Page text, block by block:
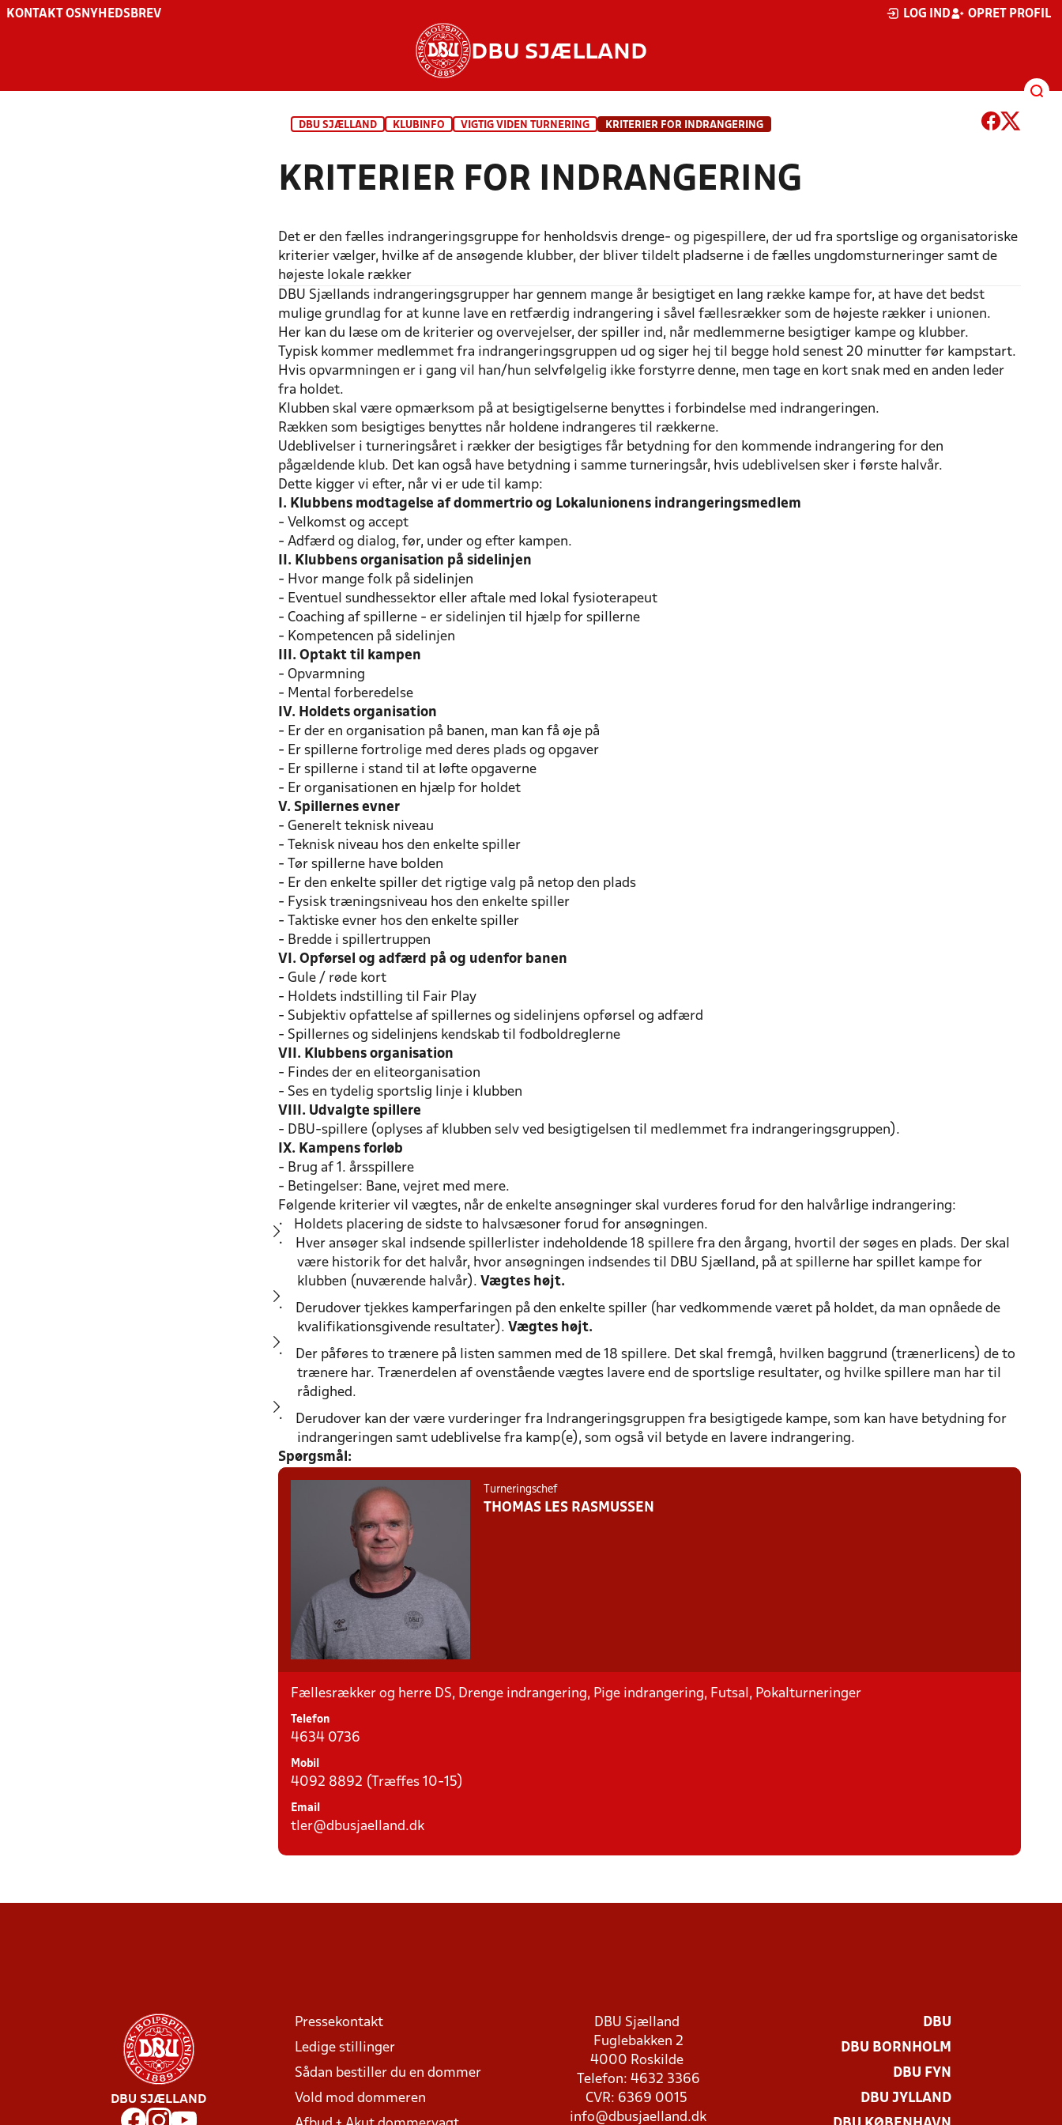
KONTAKT OS NYHEDSBREV LOG IND OPRET PROFIL
DBU SJÆLLAND
DBU SJÆLLAND KLUBINFO VIGTIG VIDEN TURNERING KRITERIER FOR INDRANGERING
KRITERIER FOR INDRANGERING
Det er den fælles indrangeringsgruppe for henholdsvis drenge- og pigespillere, der ud fra sportslige og organisatoriske
kriterier vælger, hvilke af de ansøgende klubber, der bliver tildelt pladserne i de fælles ungdomsturneringer samt de
højeste lokale rækker
DBU Sjællands indrangeringsgrupper har gennem mange år besigtiget en lang række kampe for, at have det bedst
mulige grundlag for at kunne lave en retfærdig indrangering i såvel fællesrækker som de højeste rækker i unionen.
Her kan du læse om de kriterier og overvejelser, der spiller ind, når medlemmerne besigtiger kampe og klubber.
Typisk kommer medlemmet fra indrangeringsgruppen ud og siger hej til begge hold senest 20 minutter før kampstart.
Hvis opvarmningen er i gang vil han/hun selvfølgelig ikke forstyrre denne, men tage en kort snak med en anden leder
fra holdet.
Klubben skal være opmærksom på at besigtigelserne benyttes i forbindelse med indrangeringen.
Rækken som besigtiges benyttes når holdene indrangeres til rækkerne.
Udeblivelser i turneringsåret i rækker der besigtiges får betydning for den kommende indrangering for den
pågældende klub. Det kan også have betydning i samme turneringsår, hvis udeblivelsen sker i første halvår.
Dette kigger vi efter, når vi er ude til kamp:
I. Klubbens modtagelse af dommertrio og Lokalunionens indrangeringsmedlem
- Velkomst og accept
- Adfærd og dialog, før, under og efter kampen.
II. Klubbens organisation på sidelinjen
- Hvor mange folk på sidelinjen
- Eventuel sundhessektor eller aftale med lokal fysioterapeut
- Coaching af spillerne - er sidelinjen til hjælp for spillerne
- Kompetencen på sidelinjen
III. Optakt til kampen
- Opvarmning
- Mental forberedelse
IV. Holdets organisation
- Er der en organisation på banen, man kan få øje på
- Er spillerne fortrolige med deres plads og opgaver
- Er spillerne i stand til at løfte opgaverne
- Er organisationen en hjælp for holdet
V. Spillernes evner
- Generelt teknisk niveau
- Teknisk niveau hos den enkelte spiller
- Tør spillerne have bolden
- Er den enkelte spiller det rigtige valg på netop den plads
- Fysisk træningsniveau hos den enkelte spiller
- Taktiske evner hos den enkelte spiller
- Bredde i spillertruppen
VI. Opførsel og adfærd på og udenfor banen
- Gule / røde kort
- Holdets indstilling til Fair Play
- Subjektiv opfattelse af spillernes og sidelinjens opførsel og adfærd
- Spillernes og sidelinjens kendskab til fodboldreglerne
VII. Klubbens organisation
- Findes der en eliteorganisation
- Ses en tydelig sportslig linje i klubben
VIII. Udvalgte spillere
- DBU-spillere (oplyses af klubben selv ved besigtigelsen til medlemmet fra indrangeringsgruppen).
IX. Kampens forløb
- Brug af 1. årsspillere
- Betingelser: Bane, vejret med mere.
Følgende kriterier vil vægtes, når de enkelte ansøgninger skal vurderes forud for den halvårlige indrangering:
•
Holdets placering de sidste to halvsæsoner forud for ansøgningen.
•
Hver ansøger skal indsende spillerlister indeholdende 18 spillere fra den årgang, hvortil der søges en plads. Der skal
være historik for det halvår, hvor ansøgningen indsendes til DBU Sjælland, på at spillerne har spillet kampe for
klubben (nuværende halvår). Vægtes højt.
•
Derudover tjekkes kamperfaringen på den enkelte spiller (har vedkommende været på holdet, da man opnåede de
kvalifikationsgivende resultater). Vægtes højt.
•
Der påføres to trænere på listen sammen med de 18 spillere. Det skal fremgå, hvilken baggrund (trænerlicens) de to
trænere har. Trænerdelen af ovenstående vægtes lavere end de sportslige resultater, og hvilke spillere man har til
rådighed.
•
Derudover kan der være vurderinger fra Indrangeringsgruppen fra besigtigede kampe, som kan have betydning for
indrangeringen samt udeblivelse fra kamp(e), som også vil betyde en lavere indrangering.
Spørgsmål:
Turneringschef
THOMAS LES RASMUSSEN
Fællesrækker og herre DS, Drenge indrangering, Pige indrangering, Futsal, Pokalturneringer
Telefon
4634 0736
Mobil
4092 8892 (Træffes 10-15)
Email
tler@dbusjaelland.dk
DBU SJÆLLAND
Pressekontakt
Ledige stillinger
Sådan bestiller du en dommer
Vold mod dommeren
DBU Sjælland
Fuglebakken 2
4000 Roskilde
Telefon: 4632 3366
CVR: 6369 0015
info@dbusjaelland.dk
DBU
DBU BORNHOLM
DBU FYN
DBU JYLLAND